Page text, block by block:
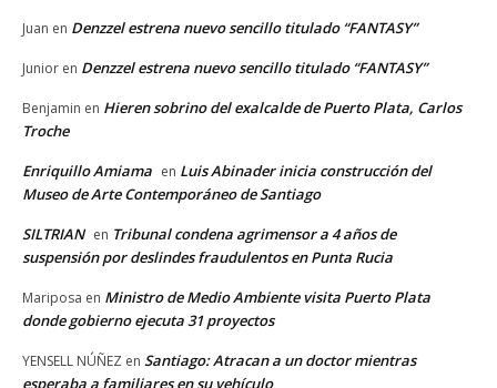
Juan en Denzzel estrena nuevo sencillo titulado “FANTASY”
Junior en Denzzel estrena nuevo sencillo titulado “FANTASY”
Benjamin en Hieren sobrino del exalcalde de Puerto Plata, Carlos
Troche
Enriquillo Amiama en Luis Abinader inicia construcción del
Museo de Arte Contemporáneo de Santiago
SILTRIAN en Tribunal condena agrimensor a 4 años de
suspensión por deslindes fraudulentos en Punta Rucia
Mariposa en Ministro de Medio Ambiente visita Puerto Plata
donde gobierno ejecuta 31 proyectos
YENSELL NÚÑEZ en Santiago: Atracan a un doctor mientras
esperaba a familiares en su vehículo